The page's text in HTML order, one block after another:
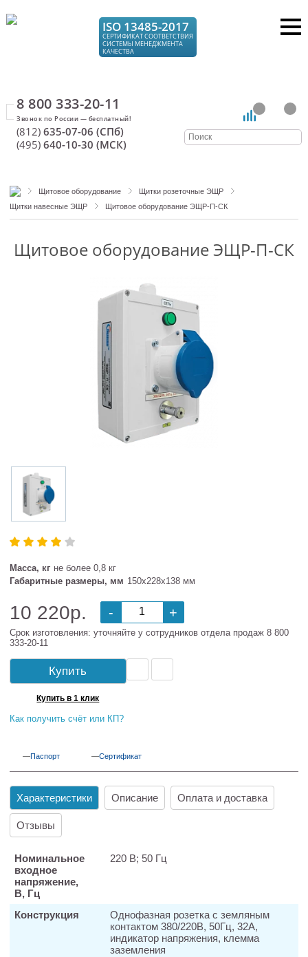
ISO 13485-2017
СЕРТИФИКАТ СООТВЕТСТВИЯ
СИСТЕМЫ МЕНЕДЖМЕНТА
КАЧЕСТВА
8 800 333-20-11
(812) 635-07-06 (СПб)
(495) 640-10-30 (МСК)
Щитовое оборудование
Щитки розеточные ЭЩР
Щитки навесные ЭЩР
Щитовое оборудование ЭЩР-П-СК
Щитовое оборудование ЭЩР-П-СК
Масса, кг не более 0,8 кг
Габаритные размеры, мм 150х228х138 мм
10 220р. - +
Срок изготовления: уточняйте у сотрудников отдела продаж 8 800
333-20-11
Купить
Купить в 1 клик
Как получить счёт или КП?
Паспорт Сертификат
Характеристики Описание Оплата и доставка
Отзывы
Номинальное
входное
напряжение,
В, Гц
220 В; 50 Гц
Конструкция
Однофазная розетка с земляным
контактом 380/220В, 50Гц, 32А,
индикатор напряжения, клемма
заземления